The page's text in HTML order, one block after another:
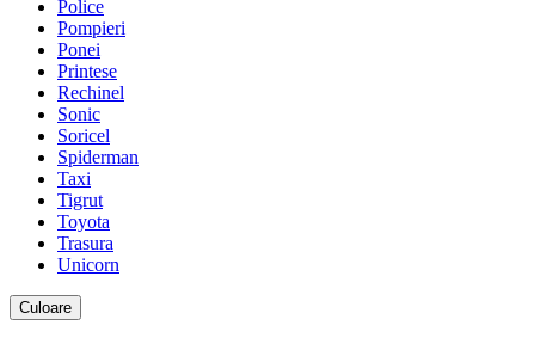
Police
Pompieri
Ponei
Printese
Rechinel
Sonic
Soricel
Spiderman
Taxi
Tigrut
Toyota
Trasura
Unicorn
Culoare